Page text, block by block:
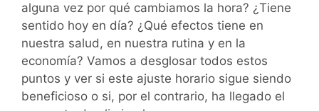
alguna vez por qué cambiamos la hora? ¿Tiene
sentido hoy en día? ¿Qué efectos tiene en
nuestra salud, en nuestra rutina y en la
economía? Vamos a desglosar todos estos
puntos y ver si este ajuste horario sigue siendo
beneficioso o si, por el contrario, ha llegado el